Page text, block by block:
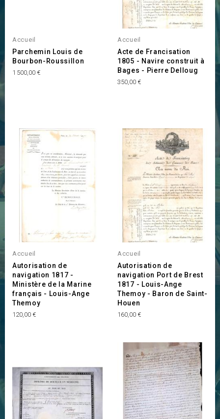
Accueil
Parchemin Louis de
Bourbon-Roussillon
Prix
1 500,00 €
Accueil
Acte de Francisation
1805 - Navire construit à
Bages - Pierre Delloug
Prix
350,00 €
Accueil
Autorisation de
navigation 1817 -
Ministère de la Marine
français - Louis-Ange
Themoy
Prix
120,00 €
Accueil
Autorisation de
navigation Port de Brest
1817 - Louis-Ange
Themoy - Baron de Saint-
Houen
Prix
160,00 €